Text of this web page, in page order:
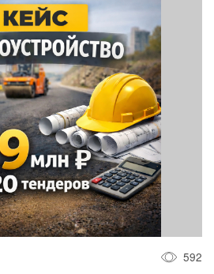
592